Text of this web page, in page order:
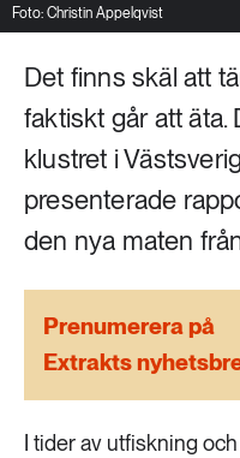
Vatten
Mat & jordbruk
262 ARTIKLAR
Skog
Social hållbarhet
473 ARTIKLAR
Vatten
Foto: Christin Appelqvist
Det finns skäl att
faktiskt går att äta.
klustret i
presenterade
den nya maten
Prenumerera på
Extrakts
I tider av utfiskning